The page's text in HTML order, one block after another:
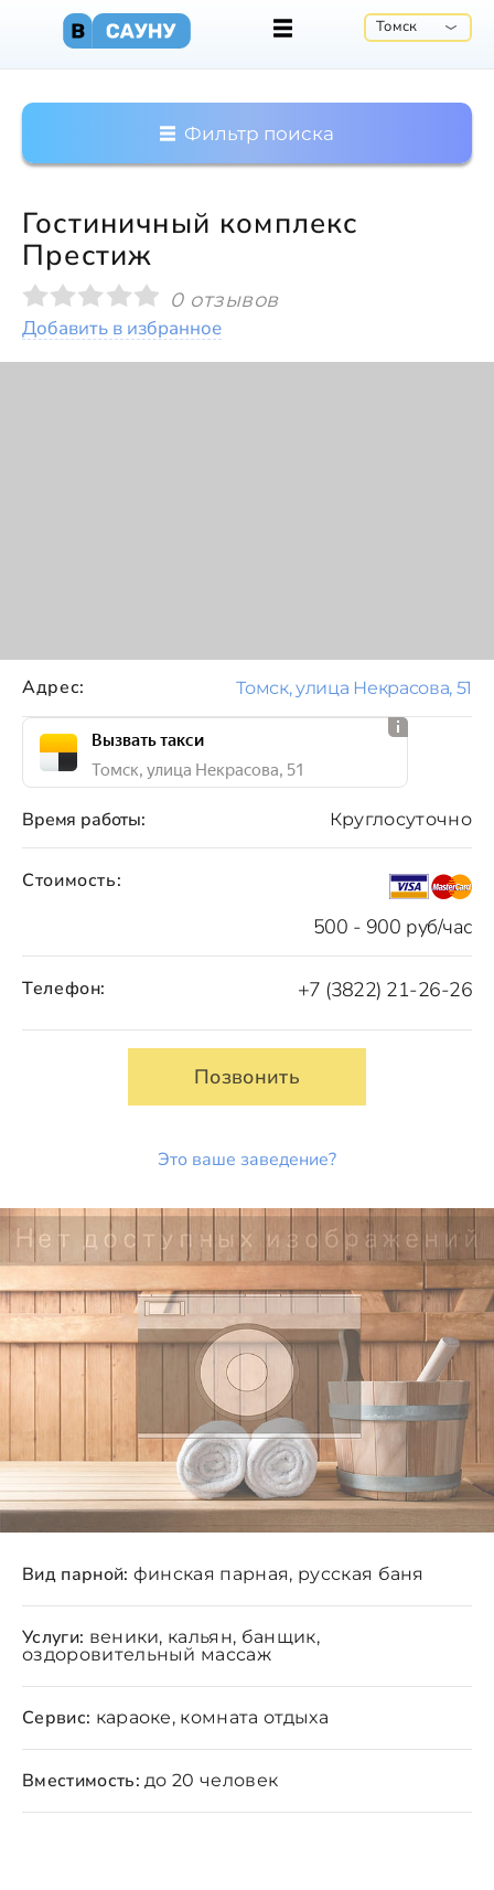
Томск
Фильтр поиска
Гостиничный комплекс
Престиж
0 отзывов
Добавить в избранное
Стоимость:
500 - 900 руб/час
Время работы: Круглосуточно
Телефон: +7 (3822) 21-26-26
Позвонить
Это ваше заведение?
Адрес: Томск, улица Некрасова, 51
Вызвать такси
Томск, улица Некрасова, 51
Вид парной: финская парная, русская баня
Услуги: веники, кальян, банщик,
оздоровительный массаж
Сервис: караоке, комната отдыха
Вместимость: до 20 человек